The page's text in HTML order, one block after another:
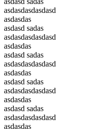
asdasdasdasdasd
asdasdas
asdasd sadas
asdasdasdasdasd
asdasdas
asdasd sadas
asdasdasdasdasd
asdasdas
asdasd sadas
asdasdasdasdasd
asdasdas
asdasd sadas
asdasdasdasdasd
asdasdas